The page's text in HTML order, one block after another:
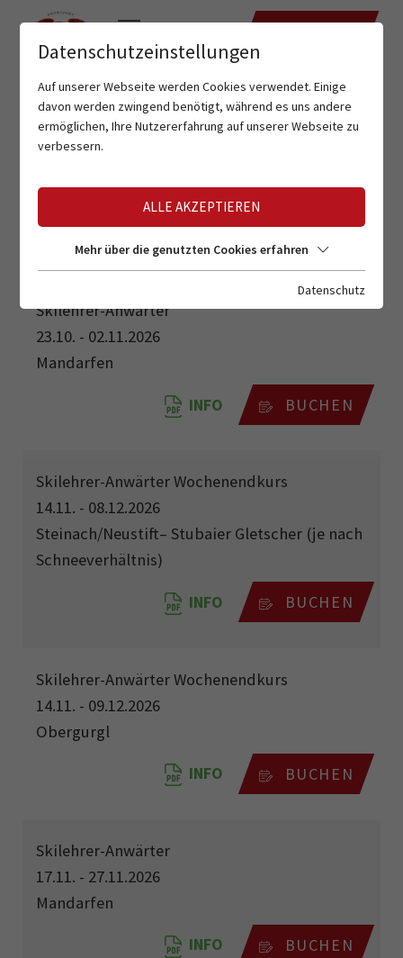
SKILEHRER-ANWÄRTER
Skilehrer-Anwärter
23.10. - 02.11.2026
Mandarfen
INFO BUCHEN
Skilehrer-Anwärter Wochenendkurs
14.11. - 08.12.2026
Steinach/Neustift– Stubaier Gletscher (je nach
Schneeverhältnis)
INFO BUCHEN
Skilehrer-Anwärter Wochenendkurs
14.11. - 09.12.2026
Obergurgl
INFO BUCHEN
Skilehrer-Anwärter
17.11. - 27.11.2026
Mandarfen
INFO BUCHEN
Datenschutzeinstellungen
Auf unserer Webseite werden Cookies verwendet. Einige
davon werden zwingend benötigt, während es uns andere
ermöglichen, Ihre Nutzererfahrung auf unserer Webseite zu
verbessern.
ALLE AKZEPTIEREN
Mehr über die genutzten Cookies erfahren
Datenschutz